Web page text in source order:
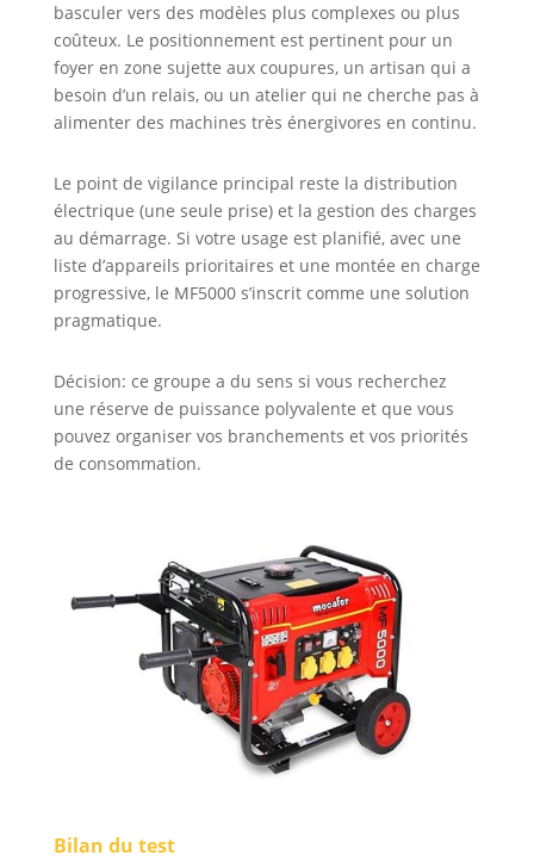
basculer vers des modèles plus complexes ou plus
coûteux. Le positionnement est pertinent pour un
foyer en zone sujette aux coupures, un artisan qui a
besoin d’un relais, ou un atelier qui ne cherche pas à
alimenter des machines très énergivores en continu.
Le point de vigilance principal reste la distribution
électrique (une seule prise) et la gestion des charges
au démarrage. Si votre usage est planifié, avec une
liste d’appareils prioritaires et une montée en charge
progressive, le MF5000 s’inscrit comme une solution
pragmatique.
Décision: ce groupe a du sens si vous recherchez
une réserve de puissance polyvalente et que vous
pouvez organiser vos branchements et vos priorités
de consommation.
Bilan du test